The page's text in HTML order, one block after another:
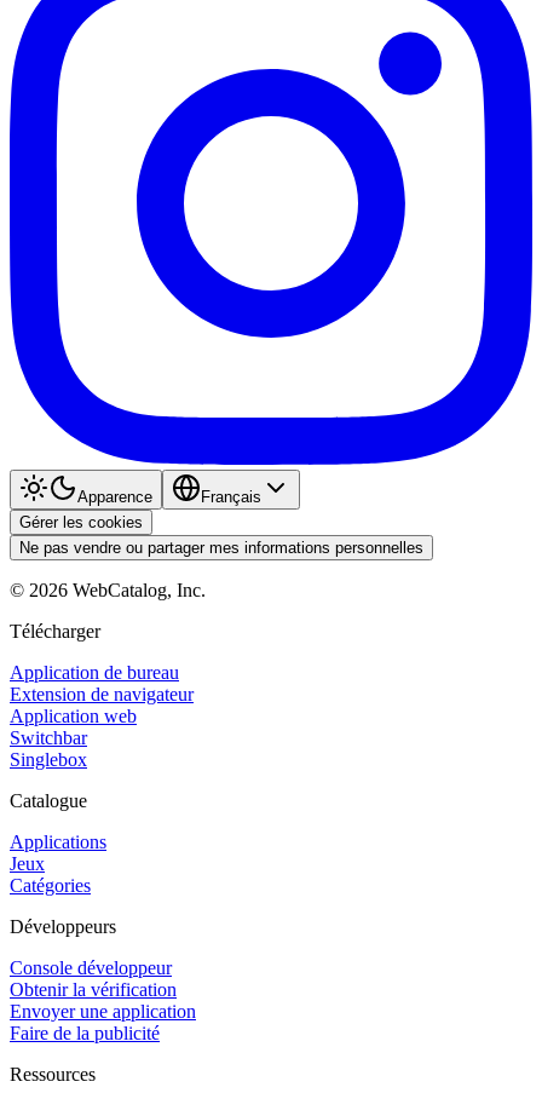
Apparence
Français
Gérer les cookies
Ne pas vendre ou partager mes informations personnelles
© 2026 WebCatalog, Inc.
Télécharger
Application de bureau
Extension de navigateur
Application web
Switchbar
Singlebox
Catalogue
Applications
Jeux
Catégories
Développeurs
Console développeur
Obtenir la vérification
Envoyer une application
Faire de la publicité
Ressources